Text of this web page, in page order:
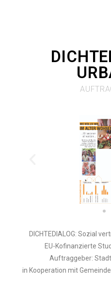
DICHTEDIALOG: Sozial
EU-Kofinanzierte
Auftraggeber:
in Kooperation mit